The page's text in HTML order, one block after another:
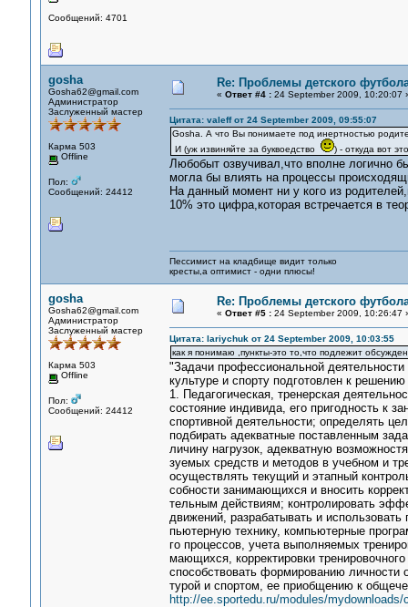
Сообщений: 4701
gosha
Gosha62@gmail.com
Администратор
Заслуженный мастер
Карма 503
Offline
Пол:
Сообщений: 24412
Re: Проблемы детского
« Ответ #4 :24 September 2009, 10:20:07
Цитата: valeff от 24 September 2009, 09:55:07
Gosha. А что Вы понимаете под инертностью
И (уж извиняйте за буквоедство
) - откуда вот
Любобыт озвучивал,что вполне логично
могла бы влиять на процессы
На данный момент ни у кого из
10% это цифра,которая встречается в
Пессимист на кладбище видит только
кресты,а оптимист - одни плюсы!
gosha
Gosha62@gmail.com
Администратор
Заслуженный мастер
Карма 503
Offline
Пол:
Сообщений: 24412
Re: Проблемы детского
« Ответ #5 :24 September 2009, 10:26:47
Цитата: lariychuk от 24 September 2009, 10:03:55
как я понимаю ,пункты-это то,что подлежит
"Задачи профессиональной
культуре и спорту подготовлен к
1. Педагогическая, тренерская
состояние индивида, его пригодность к
спортивной деятельности; определять
подбирать адекватные поставленным
личину нагрузок, адекватную
зуемых средств и методов в учебном и
осуществлять текущий и этапный
собности занимающихся и вносить
тельным действиям; контролировать
движений, разрабатывать и
пьютерную технику, компьютерные
го процессов, учета выполняемых
мающихся, корректировки
способствовать формированию личности
турой и спортом, ее приобщению к
http://ee.sportedu.ru/modules/